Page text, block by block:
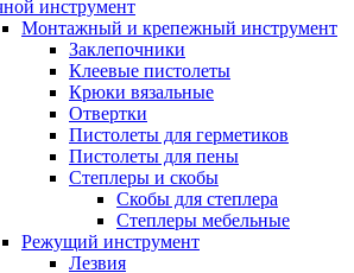
инструмент
Монтажный и крепежный инструмент
Заклепочники
Клеевые пистолеты
Крюки вязальные
Отвертки
Пистолеты для герметиков
Пистолеты для пены
Степлеры и скобы
Скобы для степлера
Степлеры мебельные
Режущий инструмент
Лезвия